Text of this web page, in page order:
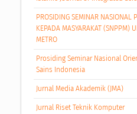
PROSIDING SEMINAR NASIONAL
KEPADA MASYARAKAT (SNPPM)
METRO
Prosiding Seminar Nasional
Sains Indonesia
Jurnal Media Akademik (JMA)
Jurnal Riset Teknik Komputer